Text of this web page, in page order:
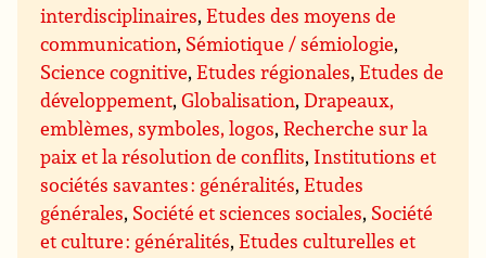
interdisciplinaires,Etudes des moyens de
communication, Sémiotique / sémiologie,
Science cognitive,Etudes régionales,Etudes de
développement,Globalisation,Drapeaux,
emblèmes, symboles, logos,Recherche sur la
paix et la résolution de conflits, Institutions et
sociétés savantes : généralités,Etudes
générales, Société et sciences sociales, Société
et culture : généralités,Etudes culturelles et